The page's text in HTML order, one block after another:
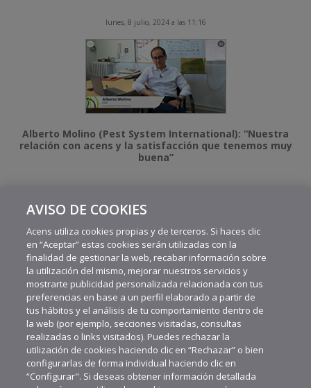
lunes, 8 julio, 2024 a las 11:16
Alberto Molino (Pest System International): “Nuestra
relación con acens y la satisfacción que tenemos muy
buena”
MÁS VIDEOS RECIENTES
AVISO DE COOKIES
Acens utiliza cookies propias y de terceros. Si haces clic
en “Aceptar” estas cookies serán utilizadas con la
finalidad de gestionar la web, recabar información sobre
la utilización del mismo, mejorar nuestros servicios y
mostrarte publicidad personalizada relacionada con tus
preferencias en base a un perfil elaborado a partir de
tus hábitos y el análisis de tu comportamiento dentro de
la web (por ejemplo, secciones visitadas, consultas
realizadas o links visitados). Puedes rechazar la
utilización de cookies haciendo clic en “Rechazar” o bien
configurarlas de forma individual haciendo clic en
“Configurar". Si deseas obtener información detallada